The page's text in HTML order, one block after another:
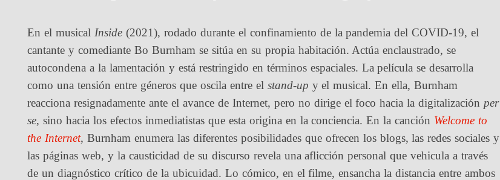
En el musical Inside(2021), rodado durante el confinamiento de la pandemia del COVID-19, el
cantante y comediante Bo Burnham se sitúa en su propia habitación. Actúa enclaustrado, se
autocondena a la lamentación y está restringido en términos espaciales. La película se desarrolla
como una tensión entre géneros que oscila entre el stand-up y el musical. En ella, Burnham
reacciona resignadamente ante el avance de Internet, pero no dirige el foco hacia la digitalización per
se, sino hacia los efectos inmediatistas que esta origina en la conciencia. En la canción Welcome to
the Internet, Burnham enumera las diferentes posibilidades que ofrecen los blogs, las redes sociales y
las páginas web, y la causticidad de su discurso revela una aflicción personal que vehicula a través
de un diagnóstico crítico de la ubicuidad. Lo cómico, en el filme, ensancha la distancia entre ambos